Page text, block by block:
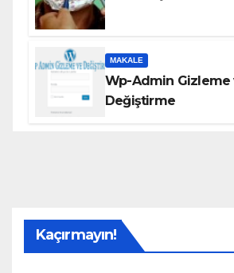
MAKALE
Wp-Admin Gizleme
Değiştirme
Kaçırmayın!